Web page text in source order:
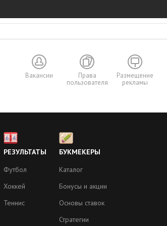
Вакансии
Права
пользователя
Размещение
рекламы
РЕЗУЛЬТАТЫ
Футбол
Хоккей
Теннис
БУКМЕКЕРЫ
Каталог
Бонусы и акции
Основы ставок
Стратегии